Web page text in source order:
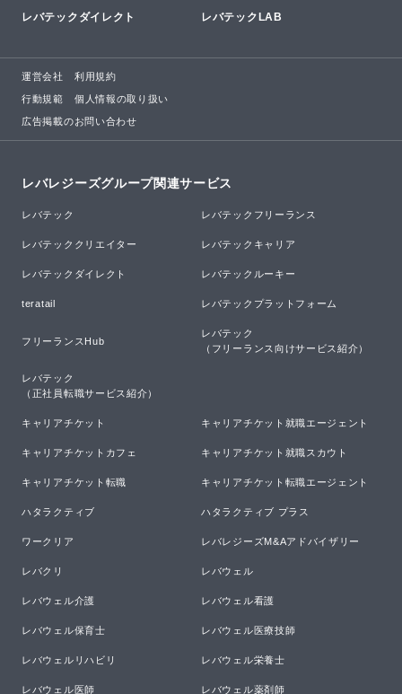
レバテックダイレクト レバテックLAB
運営会社 利用規約
行動規範 個人情報の取り扱い
広告掲載のお問い合わせ
レバレジーズグループ関連サービス
レバテック レバテックフリーランス
レバテッククリエイター レバテックキャリア
レバテックダイレクト レバテックルーキー
teratail レバテックプラットフォーム
フリーランスHub
レバテック
（フリーランス向けサービス紹介）
レバテック
（正社員転職サービス紹介）
キャリアチケット キャリアチケット就職エージェント
キャリアチケットカフェ キャリアチケット就職スカウト
キャリアチケット転職 キャリアチケット転職エージェント
ハタラクティブ ハタラクティブ プラス
ワークリア レバレジーズM&Aアドバイザリー
レバクリ レバウェル
レバウェル介護 レバウェル看護
レバウェル保育士 レバウェル医療技師
レバウェルリハビリ レバウェル栄養士
レバウェル医師 レバウェル薬剤師